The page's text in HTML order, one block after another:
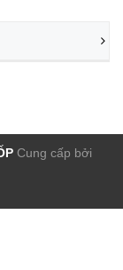
Cung cấp bởi